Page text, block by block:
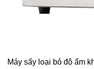
Máy sấy loại bỏ độ ẩm